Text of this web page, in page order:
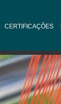
CERTIFICAÇÕES